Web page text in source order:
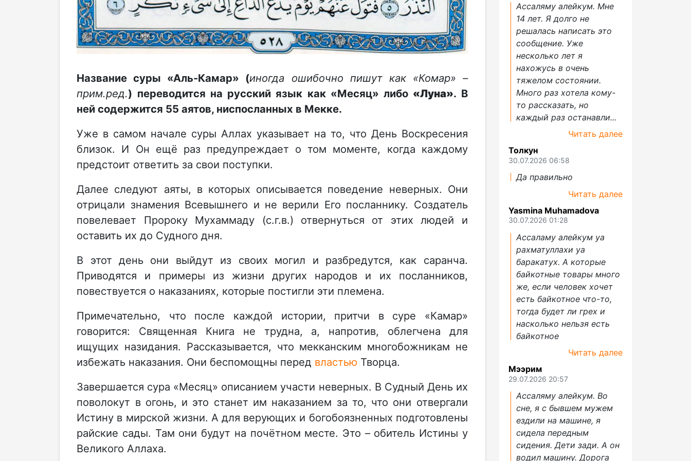
Название суры «Аль-Камар» (иногда ошибочно пишут как «Комар» –
прим.ред.) переводится на русский язык как «Месяц» либо «Луна». В
ней содержится 55 аятов, ниспосланных в Мекке.
Уже в самом начале суры Аллах указывает на то, что День Воскресения
близок. И Он ещё раз предупреждает о том моменте, когда каждому
предстоит ответить за свои поступки.
Далее следуют аяты, в которых описывается поведение неверных. Они
отрицали знамения Всевышнего и не верили Его посланнику. Создатель
повелевает Пророку Мухаммаду (с.г.в.) отвернуться от этих людей и
оставить их до Судного дня.
В этот день они выйдут из своих могил и разбредутся, как саранча.
Приводятся и примеры из жизни других народов и их посланников,
повествуется о наказаниях, которые постигли эти племена.
Примечательно, что после каждой истории, притчи в суре «Камар»
говорится: Священная Книга не трудна, а, напротив, облегчена для
ищущих назидания. Рассказывается, что мекканским многобожникам не
избежать наказания. Они беспомощны перед властью Творца.
Завершается сура «Месяц» описанием участи неверных. В Судный День их
поволокут в огонь, и это станет им наказанием за то, что они отвергали
Истину в мирской жизни. А для верующих и богобоязненных подготовлены
райские сады. Там они будут на почётном месте. Это – обитель Истины у
Великого Аллаха.
Ассаляму алейкум. Мне
14 лет. Я долго не
решалась написать это
сообщение. Уже
несколько лет я
нахожусь в очень
тяжелом состоянии.
Много раз хотела кому-
то рассказать, но
каждый раз останавли...
Читать далее
Толкун
30.07.2026 06:58
Да правильно
Читать далее
Yasmina Muhamadova
30.07.2026 01:28
Ассаламу алейкум уа
рахматуллахи уа
баракатух. А которые
байкотные товары много
же, если человек хочет
есть байкотное что-то,
тогда будет ли грех и
насколько нельзя есть
байкотное
Читать далее
Мээрим
29.07.2026 20:57
Ассаляму алейкум. Во
сне, я с бывшем мужем
ездили на машине, я
сидела передным
сидения. Дети зади. А он
водил машину. Дорога